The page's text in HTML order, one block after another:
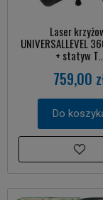
Laser
UNIVERSALLEVEL
+ statyw T...
759,00
Do